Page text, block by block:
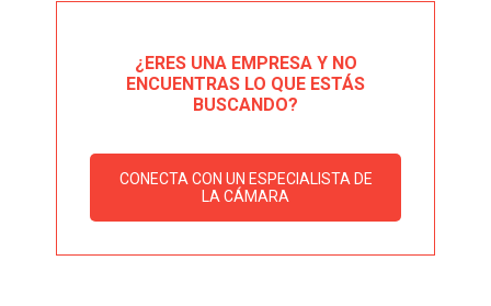
¿ERES UNA EMPRESA Y NO
ENCUENTRAS LO QUE ESTÁS
BUSCANDO?
CONECTA CON UN ESPECIALISTA DE
LA CÁMARA